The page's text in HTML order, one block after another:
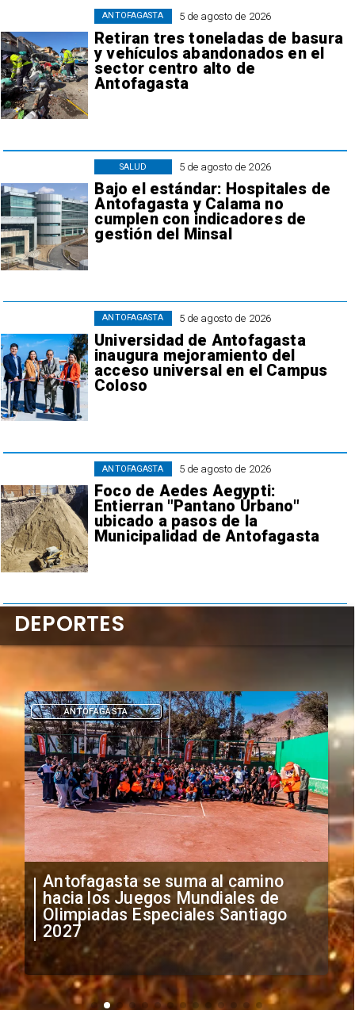
5 de agosto de 2026
Retiran tres toneladas de basura
y vehículos abandonados en el
sector centro alto de
Antofagasta
ANTOFAGASTA
5 de agosto de 2026
Bajo el estándar: Hospitales de
Antofagasta y Calama no
cumplen con indicadores de
gestión del Minsal
SALUD
5 de agosto de 2026
Universidad de Antofagasta
inaugura mejoramiento del
acceso universal en el Campus
Coloso
ANTOFAGASTA
5 de agosto de 2026
Foco de Aedes Aegypti:
Entierran "Pantano Urbano"
ubicado a pasos de la
Municipalidad de Antofagasta
ANTOFAGASTA
"Falta de profesionalismo": Sifup
anuncia medidas por situación
irregular de futbolistas
extranjeros
DEPORTES
DEPORTES